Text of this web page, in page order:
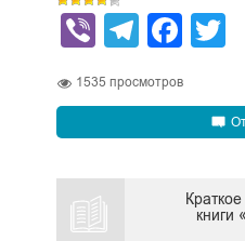
Viber
1535 просмотров
книги